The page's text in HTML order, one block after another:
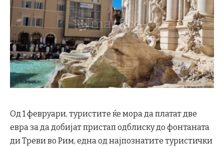
Од 1 февруари, туристите ќе мора да платат две
евра за да добијат пристап одблиску до фонтаната
ди Треви во Рим, една од најпознатите туристички